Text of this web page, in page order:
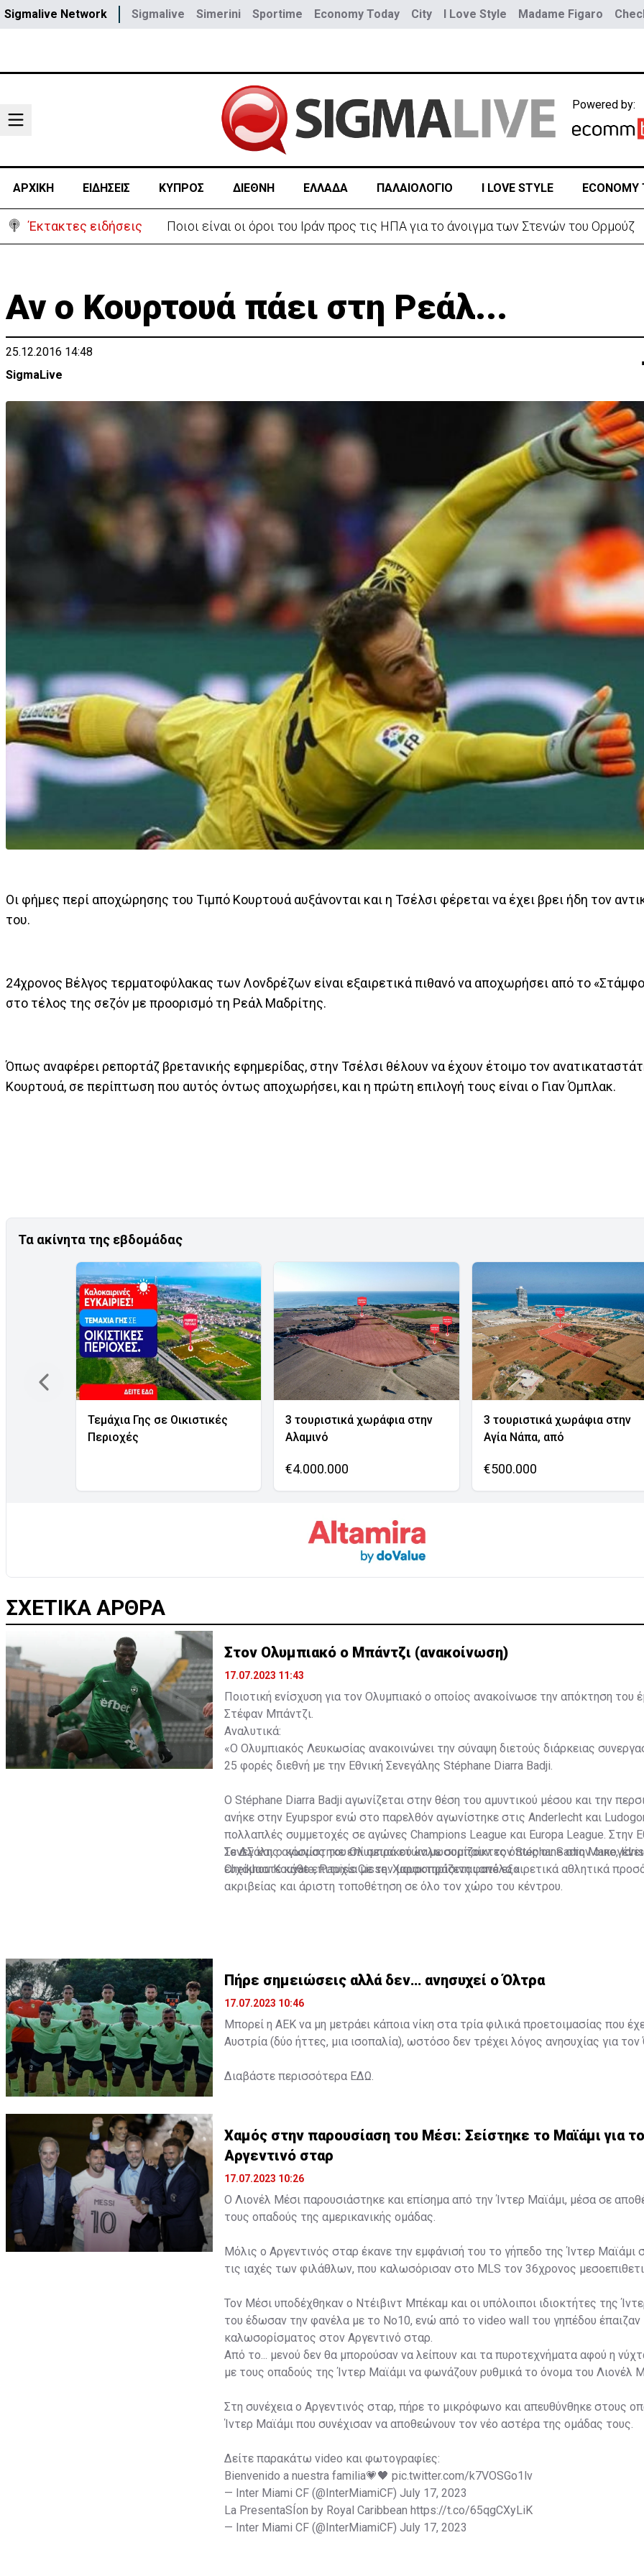
Sigmalive Network Sigmalive Simerini Sportime Economy Today City I Love Style Madame Figaro
Powered by:
ΑΡΧΙΚΗ ΕΙΔΗΣΕΙΣ ΚΥΠΡΟΣ ΔΙΕΘΝΗ ΕΛΛΑΔΑ ΠΑΛΑΙΟΛΟΓΙΟ I LOVE STYLE ECONOMY
Έκτακτες ειδήσεις Υψηλές οι θερμοκρασίες με αυξημένη υγρασία -«Στα παράλια είναι δύσκολα»
Αν ο Κουρτουά πάει στη Ρεάλ...
25.12.2016 14:48
SigmaLive
Οι φήμες περί αποχώρησης του Τιμπό Κουρτουά αυξάνονται και η Τσέλσι φέρεται να έχει βρει ήδη τον
του.
24χρονος Βέλγος τερματοφύλακας των Λονδρέζων είναι εξαιρετικά πιθανό να αποχωρήσει από το
στο τέλος της σεζόν με προορισμό τη Ρεάλ Μαδρίτης.
Όπως αναφέρει ρεπορτάζ βρετανικής εφημερίδας, στην Τσέλσι θέλουν να έχουν έτοιμο τον
Κουρτουά, σε περίπτωση που αυτός όντως αποχωρήσει, και η πρώτη επιλογή τους είναι ο Γιαν Όμπλακ.
Τα ακίνητα της εβδομάδας
Τεμάχια Γης σε Οικιστικές
Περιοχές
3 τουριστικά χωράφια στην
Αλαμινό
€4.000.000
3 τουριστικά χωράφια στην
Αγία Νάπα, από
€500.000
ΣΧΕΤΙΚΑ ΑΡΘΡΑ
Στον Ολυμπιακό ο Μπάντζι (ανακοίνωση)
17.07.2023 11:43
Ποιοτική ενίσχυση για τον Ολυμπιακό ο οποίος ανακοίνωσε την απόκτηση του
Στέφαν Μπάντζι.
Αναλυτικά:
«Ο Ολυμπιακός Λευκωσίας ανακοινώνει την σύναψη διετούς διάρκειας
25 φορές διεθνή με την Εθνική Σενεγάλης Stéphane Diarra Badji.
Ο Stéphane Diarra Badji αγωνίζεται στην θέση του αμυντικού μέσου και την
ανήκε στην Eyupspor ενώ στο παρελθόν αγωνίστηκε στις Anderlecht και
πολλαπλές συμμετοχές σε αγώνες Champions League και Europa League. Στην
Σενεγάλης αγωνίστηκε επί σειρά ετών με συμπαίκτες όπως οι: Sadio Mane,
Cheikhou Kouyate, Papiss Cisse. Χαρακτηρίζεται από εξαιρετικά αθλητικά
ακριβείας και άριστη τοποθέτηση σε όλο τον χώρο του κέντρου.
Το ΔΣ και ο κόσμος του Ολυμπιακού καλωσορίζουν τον Stéphane στην
ευχόμαστε κάθε επιτυχία με την μαυροπράσινη φανέλα.»
Πήρε σημειώσεις αλλά δεν… ανησυχεί ο Όλτρα
17.07.2023 10:46
Μπορεί η ΑΕΚ να μη μετράει κάποια νίκη στα τρία φιλικά προετοιμασίας που
Αυστρία (δύο ήττες, μια ισοπαλία), ωστόσο δεν τρέχει λόγος ανησυχίας για τον
Διαβάστε περισσότερα ΕΔΩ
Χαμός στην παρουσίαση του Μέσι: Σείστηκε το Μαϊάμι για
Αργεντινό σταρ
17.07.2023 10:26
Ο Λιονέλ Μέσι παρουσιάστηκε και επίσημα από την Ίντερ Μαϊάμι, μέσα σε
τους οπαδούς της αμερικανικής ομάδας.
Μόλις ο Αργεντινός σταρ έκανε την εμφάνισή του το γήπεδο της Ίντερ Μαϊάμι
τις ιαχές των φιλάθλων, που καλωσόρισαν στο MLS τον 36χρονος
Τον Μέσι υποδέχθηκαν ο Ντέιβιντ Μπέκαμ και οι υπόλοιποι ιδιοκτήτες της
του έδωσαν την φανέλα με το Νο10, ενώ από το video wall του γηπέδου έπαιζαν
καλωσορίσματος στον Αργεντινό σταρ.
Από το... μενού δεν θα μπορούσαν να λείπουν και τα πυροτεχνήματα αφού η
με τους οπαδούς της Ίντερ Μαϊάμι να φωνάζουν ρυθμικά το όνομα του Λιονέλ
Στη συνέχεια ο Αργεντινός σταρ, πήρε το μικρόφωνο και απευθύνθηκε στους
Ίντερ Μαϊάμι που συνέχισαν να αποθεώνουν τον νέο αστέρα της ομάδας τους.
Δείτε παρακάτω video και φωτογραφίες:
Bienvenido a nuestra familia💗🖤 pic.twitter.com/k7VOSGo1lv
— Inter Miami CF (@InterMiamiCF) July 17, 2023
La PresentaSÍon by Royal Caribbean https://t.co/65qgCXyLiK
— Inter Miami CF (@InterMiamiCF) July 17, 2023